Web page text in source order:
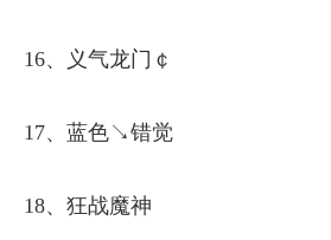
16、义气龙门￠
17、蓝色↘错觉
18、狂战魔神